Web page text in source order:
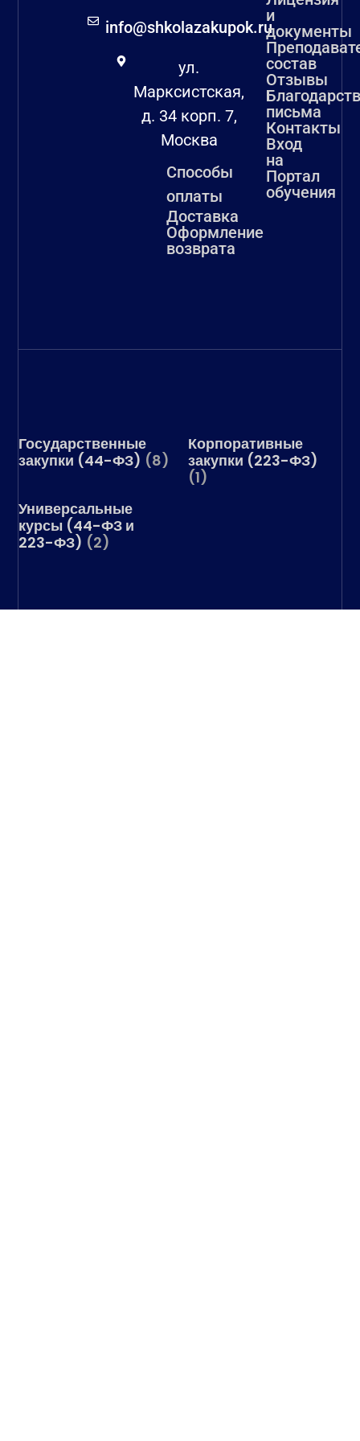
info@shkolazakupok.ru
ул.
Марксистская,
д. 34 корп. 7,
Москва
Способы
оплаты
Доставка
Оформление
возврата
и
документы
состав
Отзывы
письма
Контакты
Вход
на
Портал
обучения
Государственные
закупки (44-ФЗ) (8)
Корпоративные
закупки (223-ФЗ)
(1)
Универсальные
курсы (44-ФЗ и
223-ФЗ) (2)